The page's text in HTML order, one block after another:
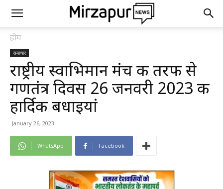
होम
समाचार
राष्ट्रीय स्वाभिमान मंच की तरफ से
गणतंत्र दिवस 26 जनवरी 2023 की
हार्दिक बधाइयां
January 26, 2023
WhatsApp Facebook